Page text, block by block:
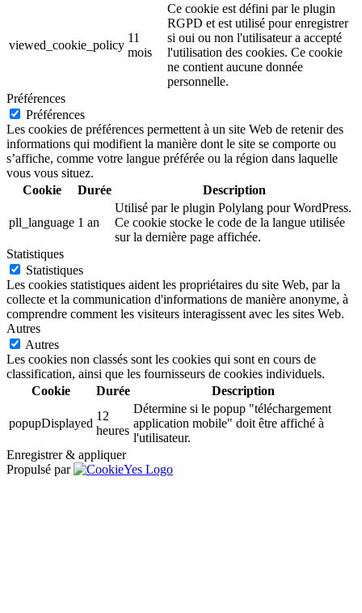
viewed_cookie_policy
11
mois
Ce cookie est défini par le plugin
RGPD et est utilisé pour enregistrer
si oui ou non l'utilisateur a accepté
l'utilisation des cookies. Ce cookie
ne contient aucune donnée
personnelle.
Préférences
Préférences
Les cookies de préférences permettent à un site Web de retenir des
informations qui modifient la manière dont le site se comporte ou
s’affiche, comme votre langue préférée ou la région dans laquelle
vous vous situez.
Cookie
Durée Description
pll_language 1 an
Utilisé par le plugin Polylang pour WordPress.
Ce cookie stocke le code de la langue utilisée
sur la dernière page affichée.
Statistiques
Statistiques
Les cookies statistiques aident les propriétaires du site Web, par la
collecte et la communication d'informations de manière anonyme, à
comprendre comment les visiteurs interagissent avec les sites Web.
Autres
Autres
Les cookies non classés sont les cookies qui sont en cours de
classification, ainsi que les fournisseurs de cookies individuels.
Cookie
Durée Description
popupDisplayed
12
heures
Détermine si le popup "téléchargement
application mobile" doit être affiché à
l'utilisateur.
Enregistrer & appliquer
Propulsé par